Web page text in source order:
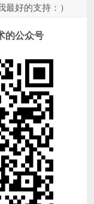
好的支持：）
的公众号